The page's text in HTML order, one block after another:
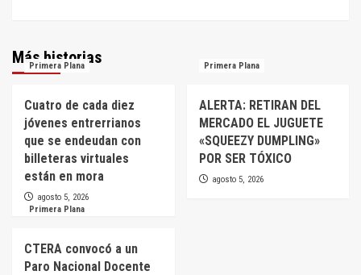
Más historias
Primera Plana
Cuatro de cada diez
jóvenes entrerrianos
que se endeudan con
billeteras virtuales
están en mora
agosto 5, 2026
Primera Plana
ALERTA: RETIRAN DEL
MERCADO EL JUGUETE
«SQUEEZY DUMPLING»
POR SER TÓXICO
agosto 5, 2026
Primera Plana
CTERA convocó a un
Paro Nacional Docente